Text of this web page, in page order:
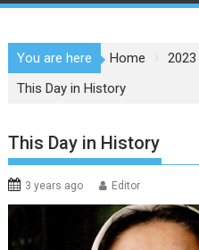
You are here Home 2023
This Day in History
This Day in History
3 years ago Editor